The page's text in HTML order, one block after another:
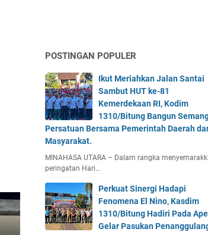
POSTINGAN POPULER
Ikut Meriahkan Jalan Santai
Sambut HUT ke-81
Kemerdekaan RI, Kodim
1310/Bitung Bangun
Persatuan Bersama Pemerintah Daerah
Masyarakat.
MINAHASA UTARA – Dalam rangka
peringatan Hari…
Perkuat Sinergi Hadapi
Fenomena El Nino, Kasdim
1310/Bitung Hadiri Pada Apel
Gelar Pasukan